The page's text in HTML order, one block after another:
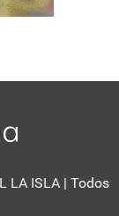
LA ISLA | Todos